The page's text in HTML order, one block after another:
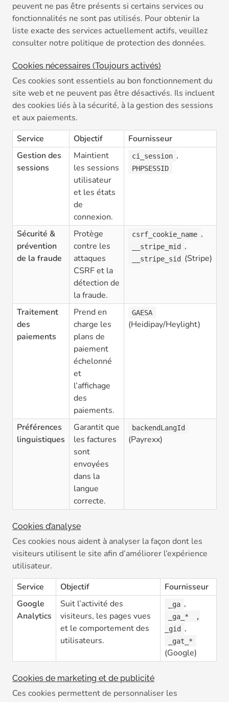
peuvent ne pas être présents si certains services ou
fonctionnalités ne sont pas utilisés. Pour obtenir la
liste exacte des services actuellement actifs, veuillez
consulter notre politique de protection des données.
Cookies nécessaires (Toujours activés)
Ces cookies sont essentiels au bon fonctionnement du
site web et ne peuvent pas être désactivés. Ils incluent
des cookies liés à la sécurité, à la gestion des sessions
et aux paiements.
Service
Objectif
Fournisseur
Gestion des
sessions
Maintient
les sessions
utilisateur
et les états
de
connexion.
ci_session ,
PHPSESSID
Sécurité &
prévention
de la fraude
Protège
contre les
attaques
CSRF et la
détection de
la fraude.
csrf_cookie_name ,
__stripe_mid ,
__stripe_sid (Stripe)
Traitement
des
paiements
Prend en
charge les
plans de
paiement
échelonné
et
l’affichage
des
paiements.
GAESA
(Heidipay/Heylight)
Préférences
linguistiques
Garantit que
les factures
sont
envoyées
dans la
langue
correcte.
backendLangId
(Payrexx)
Cookies d’analyse
Ces cookies nous aident à analyser la façon dont les
visiteurs utilisent le site afin d’améliorer l’expérience
utilisateur.
Service
Objectif
Fournisseur
Google
Analytics
Suit l’activité des
visiteurs, les pages vues
et le comportement des
utilisateurs.
_ga ,
_ga_*
_gid ,
_gat_*
(Google)
Cookies de marketing et de publicité
Ces cookies permettent de personnaliser les